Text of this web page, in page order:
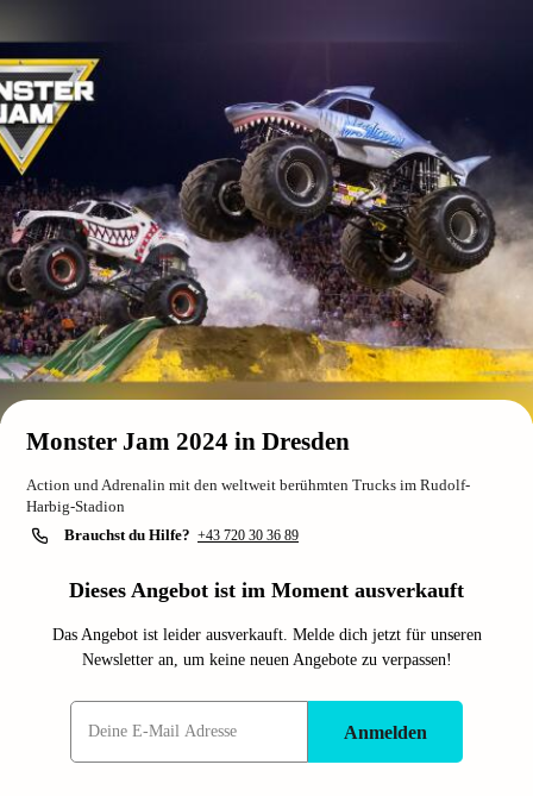
Monster Jam 2024 in Dresden
Action und Adrenalin mit den weltweit berühmten Trucks im Rudolf-
Harbig-Stadion
Brauchst du Hilfe? +43 720 30 36 89
Dieses Angebot ist im Moment ausverkauft
Das Angebot ist leider ausverkauft. Melde dich jetzt für unseren
Newsletter an, um keine neuen Angebote zu verpassen!
Anmelden